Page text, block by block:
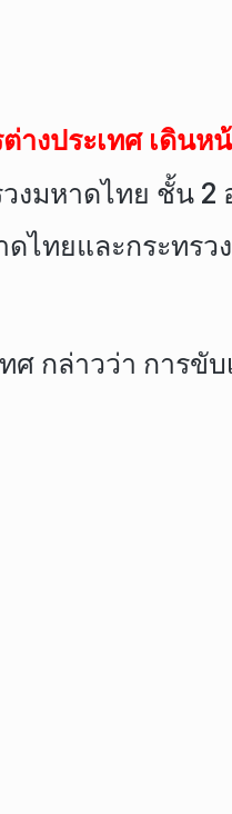
างประเทศ เดิ
งมหาดไทย ชั้น
ไทยและกระท
ศ กล่าวว่า กา